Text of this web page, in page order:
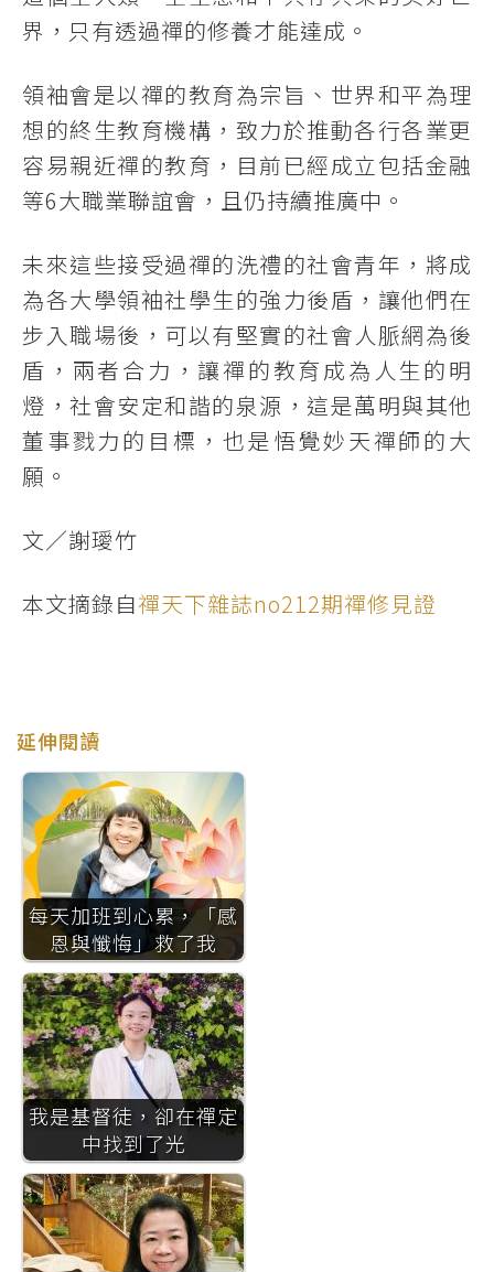
界，只有透過禪的修養才能達成。
領袖會是以禪的教育為宗旨、世界和平為理
想的終生教育機構，致力於推動各行各業更
容易親近禪的教育，目前已經成立包括金融
等6大職業聯誼會，且仍持續推廣中。
未來這些接受過禪的洗禮的社會青年，將成
為各大學領袖社學生的強力後盾，讓他們在
步入職場後，可以有堅實的社會人脈網為後
盾，兩者合力，讓禪的教育成為人生的明
燈，社會安定和諧的泉源，這是萬明與其他
董事戮力的目標，也是悟覺妙天禪師的大
願。
文／謝璦竹
本文摘錄自禪天下雜誌no212期禪修見證
延伸閱讀
每天加班到心累，「感
恩與懺悔」救了我
我是基督徒，卻在禪定
中找到了光